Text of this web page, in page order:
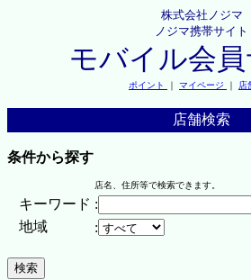
株式会社ノジマ
ノジマ携帯サイト
モバイル会員
ポイント ｜ マイページ ｜ 店
店舗検索
条件から探す
店名、住所等で検索できます。
キーワード :
地域
: